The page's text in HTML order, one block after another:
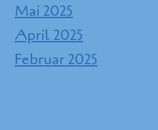
Mai 2025
April 2025
Februar 2025